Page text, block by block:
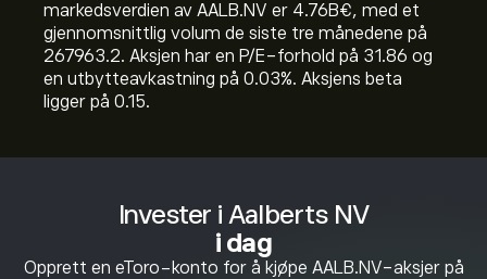
Invester i Aalberts NV
i dag
Opprett en eToro-konto for å kjøpe AALB.NV-aksjer på
markedsverdien av AALB.NV er 4.76B‎€‎, med et
gjennomsnittlig volum de siste tre månedene på
267963.2. Aksjen har en P/E-forhold på 31.86 og
en utbytteavkastning på 0.03%. Aksjens beta
ligger på 0.15.